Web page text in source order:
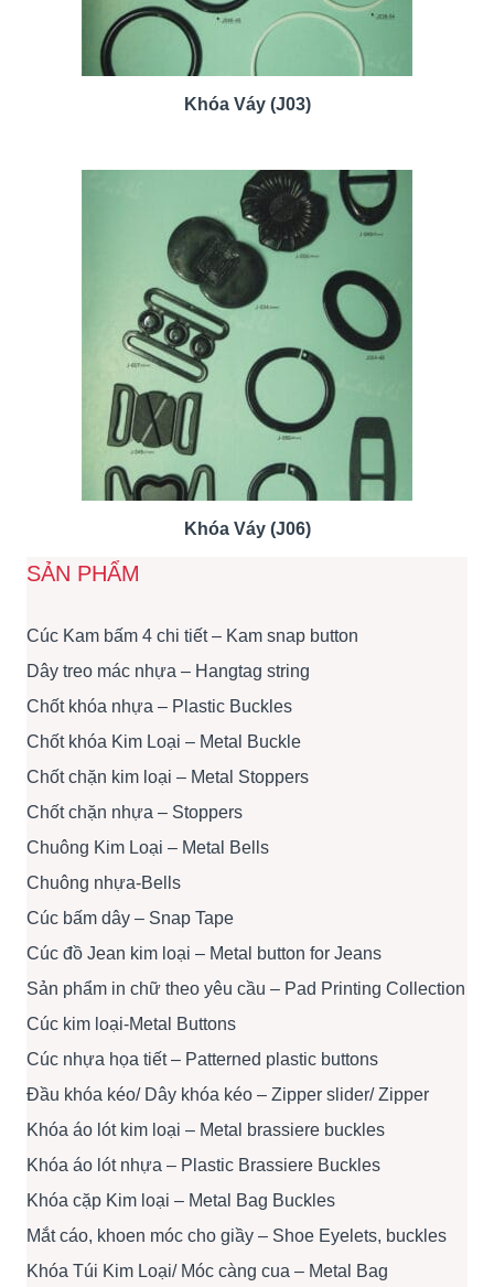
Khóa Váy (J03)
Khóa Váy (J06)
SẢN PHẨM
Cúc Kam bấm 4 chi tiết – Kam snap button
Dây treo mác nhựa – Hangtag string
Chốt khóa nhựa – Plastic Buckles
Chốt khóa Kim Loại – Metal Buckle
Chốt chặn kim loại – Metal Stoppers
Chốt chặn nhựa – Stoppers
Chuông Kim Loại – Metal Bells
Chuông nhựa-Bells
Cúc bấm dây – Snap Tape
Cúc đồ Jean kim loại – Metal button for Jeans
Sản phẩm in chữ theo yêu cầu – Pad Printing Collection
Cúc kim loại-Metal Buttons
Cúc nhựa họa tiết – Patterned plastic buttons
Đầu khóa kéo/ Dây khóa kéo – Zipper slider/ Zipper
Khóa áo lót kim loại – Metal brassiere buckles
Khóa áo lót nhựa – Plastic Brassiere Buckles
Khóa cặp Kim loại – Metal Bag Buckles
Mắt cáo, khoen móc cho giầy – Shoe Eyelets, buckles
Khóa Túi Kim Loại/ Móc càng cua – Metal Bag